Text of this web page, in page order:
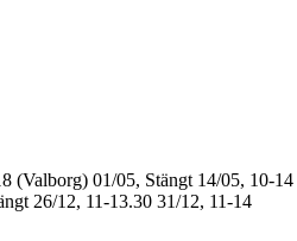
(Valborg) 01/05, Stängt 14/05, 10-14
26/12, 11-13.30 31/12, 11-14